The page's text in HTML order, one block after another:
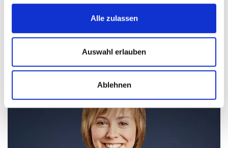
Alle zulassen
Auswahl erlauben
Ablehnen
Director Creative Content & Marketing